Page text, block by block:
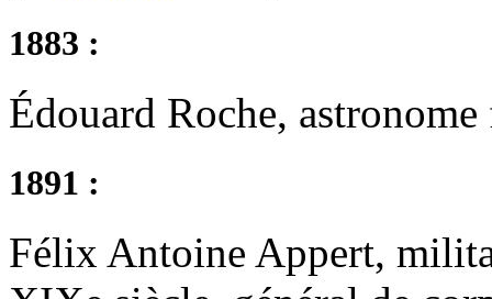
1883 :
Édouard Roche,
1891 :
Félix Antoine Appert,